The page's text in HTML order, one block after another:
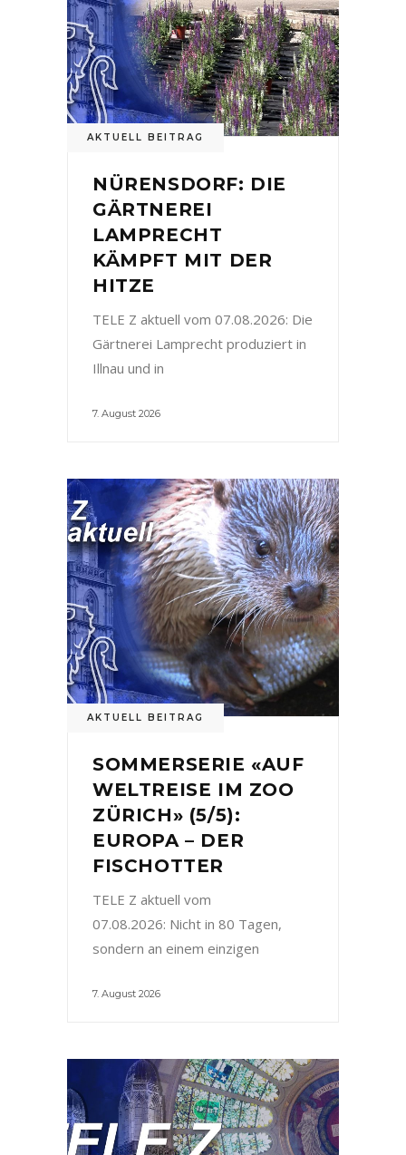
AKTUELL BEITRAG
NÜRENSDORF: DIE
GÄRTNEREI
LAMPRECHT
KÄMPFT MIT DER
HITZE
TELE Z aktuell vom 07.08.2026: Die
Gärtnerei Lamprecht produziert in
Illnau und in
7. August 2026
AKTUELL BEITRAG
SOMMERSERIE «AUF
WELTREISE IM ZOO
ZÜRICH» (5/5):
EUROPA – DER
FISCHOTTER
TELE Z aktuell vom
07.08.2026: Nicht in 80 Tagen,
sondern an einem einzigen
7. August 2026